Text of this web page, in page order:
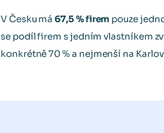
V Česku má67,5 % firem pouze
se podíl firem s jedním vlastníkem
konkrétně 70 % a nejmenší na